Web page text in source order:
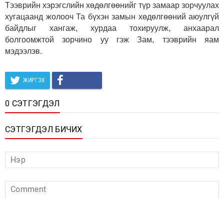
Тээврийн хэрэгслийн хөдөлгөөнийг түр замаар зорчуулах
хугацаанд жолооч Та бүхэн замын хөдөлгөөний аюулгүй
байдлыг хангаж, хурдаа тохируулж, анхаарал
болгоомжтой зорчино уу гэж Зам, тээврийн яам
мэдээлэв.
ЖИРГЭХ
0 СЭТГЭГДЭЛ
СЭТГЭГДЭЛ БИЧИХ